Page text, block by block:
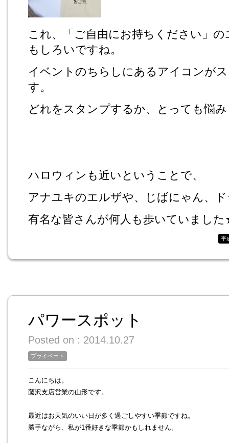
これ、「ご自由にお持ちください」
もしろいですね。
イベントのちらしにあるアイコンが
す。
どれをスタンプするか、とっても悩
ハロウィンも近いということで、
アナユキのエルザや、じばにゃん、
有名な皆さんが何人も歩いていまし
平
パワースポット
Posted on : 2014.10.27
プライベート
こんにちは。
藤沢支店営業の山形です。
最近はお天気のいい日が多く過ごしやすい季節ですね。
勝手ながら、私が1番好きな季節かもしれません。